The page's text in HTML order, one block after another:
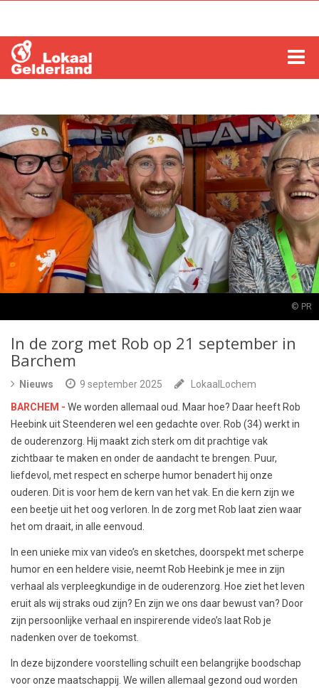
LOCHEM
ZUTPHEN
COLUMNS
RADIO
ZOEKEN
© PR
In de zorg met Rob op 21 september in
Barchem
Nieuws 9 september 2025
LokaalLochem
BARCHEM - We worden allemaal oud. Maar hoe? Daar heeft Rob
Heebink uit Steenderen wel een gedachte over. Rob (34) werkt in
de ouderenzorg. Hij maakt zich sterk om dit prachtige vak
zichtbaar te maken en onder de aandacht te brengen. Puur,
liefdevol, met respect en scherpe humor benadert hij onze
ouderen. Dit is voor hem de kern van het vak. En die kern zijn we
een beetje uit het oog verloren. In de zorg met Rob laat zien waar
het om draait, in alle eenvoud.
In een unieke mix van video’s en sketches, doorspekt met scherpe
humor en een heldere visie, neemt Rob Heebink je mee in zijn
verhaal als verpleegkundige in de ouderenzorg. Hoe ziet het leven
eruit als wij straks oud zijn? En zijn we ons daar bewust van? Door
zijn persoonlijke verhaal en inspirerende video’s laat Rob je
nadenken over de toekomst.
In deze bijzondere voorstelling schuilt een belangrijke boodschap
voor onze maatschappij. We willen allemaal gezond oud worden